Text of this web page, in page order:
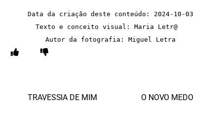
Data da criação deste conteúdo: 2024-10-03
Texto e conceito visual: Maria Letr@
Autor da fotografia: Miguel Letra
TRAVESSIA DE MIM O NOVO MEDO